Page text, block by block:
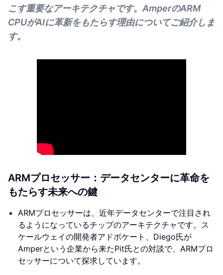
こす重要なアーキテクチャです。AmperのARM
CPUがAIに革新をもたらす理由についてご紹介しま
す。
ARMプロセッサー：データセンターに革命を
もたらす未来への鍵
ARMプロセッサーは、近年データセンターで注目され
るようになっているチップのアーキテクチャです。ス
ケールウェイの開発者アドボケート、Diego氏が
Amperという企業から来たPit氏との対談で、ARMプロ
セッサーについて探求しています。